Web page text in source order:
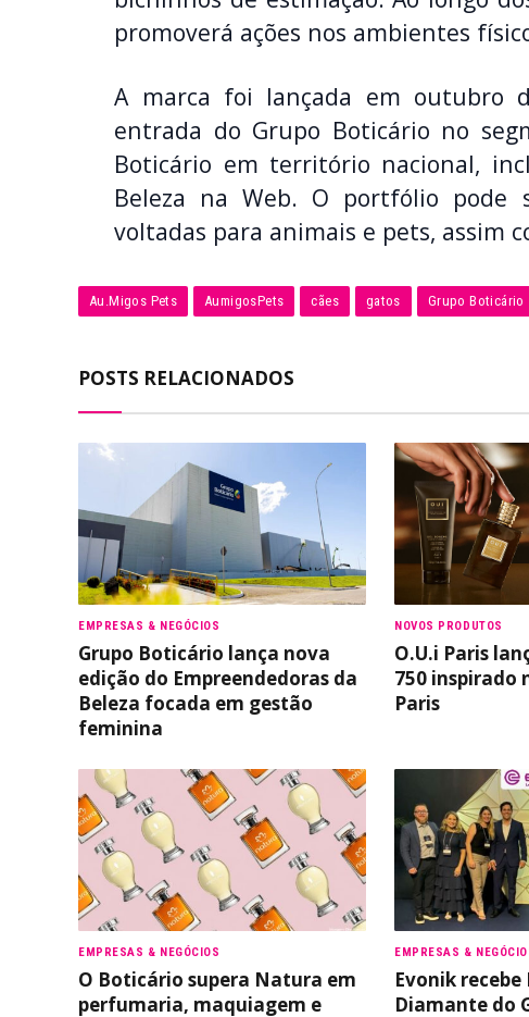
promoverá ações nos ambientes
A marca foi lançada em outubro
entrada do Grupo Boticário no
Boticário em território nacional,
Beleza na Web. O portfólio pode
voltadas para animais e pets, assim
Au.Migos Pets AumigosPets cães gatos Grupo Boticário
POSTS RELACIONADOS
EMPRESAS & NEGÓCIOS
Grupo Boticário lança nova
edição do Empreendedoras da
Beleza focada em gestão
feminina
NOVOS PRODUTOS
O.U.i Paris
750 inspirado
Paris
EMPRESAS & NEGÓCIOS
O Boticário supera Natura em
perfumaria, maquiagem e
EMPRESAS &
Evonik recebe
Diamante do